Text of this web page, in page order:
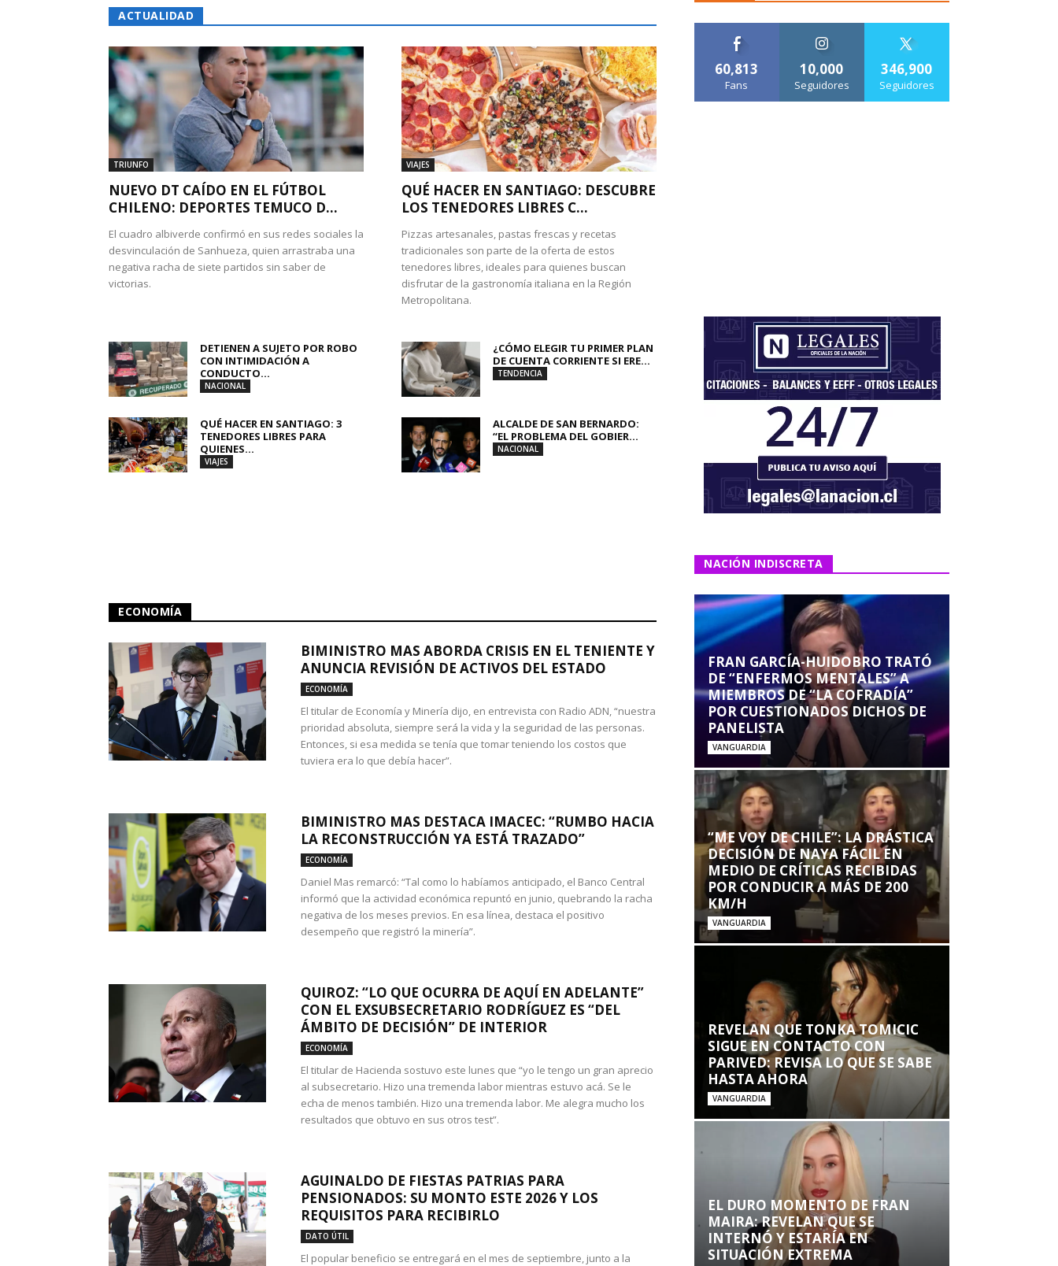
ACTUALIDAD
TRIUNFO
NUEVO DT CAÍDO EN EL FÚTBOL
CHILENO: DEPORTES TEMUCO D...
El cuadro albiverde confirmó en sus redes sociales la
desvinculación de Sanhueza, quien arrastraba una
negativa racha de siete partidos sin saber de
victorias.
VIAJES
QUÉ HACER EN SANTIAGO: DESCUBRE
LOS TENEDORES LIBRES C...
Pizzas artesanales, pastas frescas y recetas
tradicionales son parte de la oferta de estos
tenedores libres, ideales para quienes buscan
disfrutar de la gastronomía italiana en la Región
Metropolitana.
DETIENEN A SUJETO POR ROBO
CON INTIMIDACIÓN A
CONDUCTO...
NACIONAL
¿CÓMO ELEGIR TU PRIMER PLAN
DE CUENTA CORRIENTE SI ERE...
TENDENCIA
QUÉ HACER EN SANTIAGO: 3
TENEDORES LIBRES PARA
QUIENES...
VIAJES
ALCALDE DE SAN BERNARDO:
“EL PROBLEMA DEL GOBIER...
NACIONAL
ECONOMÍA
BIMINISTRO MAS ABORDA CRISIS EN EL TENIENTE Y
ANUNCIA REVISIÓN DE ACTIVOS DEL ESTADO
ECONOMÍA
El titular de Economía y Minería dijo, en entrevista con Radio ADN, “nuestra
prioridad absoluta, siempre será la vida y la seguridad de las personas.
Entonces, si esa medida se tenía que tomar teniendo los costos que
tuviera era lo que debía hacer”.
BIMINISTRO MAS DESTACA IMACEC: “RUMBO HACIA
LA RECONSTRUCCIÓN YA ESTÁ TRAZADO”
ECONOMÍA
Daniel Mas remarcó: “Tal como lo habíamos anticipado, el Banco Central
informó que la actividad económica repuntó en junio, quebrando la racha
negativa de los meses previos. En esa línea, destaca el positivo
desempeño que registró la minería”.
QUIROZ: “LO QUE OCURRA DE AQUÍ EN ADELANTE”
CON EL EXSUBSECRETARIO RODRÍGUEZ ES “DEL
ÁMBITO DE DECISIÓN” DE INTERIOR
ECONOMÍA
El titular de Hacienda sostuvo este lunes que “yo le tengo un gran aprecio
al subsecretario. Hizo una tremenda labor mientras estuvo acá. Se le
echa de menos también. Hizo una tremenda labor. Me alegra mucho los
resultados que obtuvo en sus otros test”.
AGUINALDO DE FIESTAS PATRIAS PARA
PENSIONADOS: SU MONTO ESTE 2026 Y LOS
REQUISITOS PARA RECIBIRLO
DATO ÚTIL
El popular beneficio se entregará en el mes de septiembre, junto a la
60,813
Fans
10,000
Seguidores
346,900
Seguidores
NACIÓN INDISCRETA
FRAN GARCÍA-HUIDOBRO TRATÓ
DE “ENFERMOS MENTALES” A
MIEMBROS DE “LA COFRADÍA”
POR CUESTIONADOS DICHOS DE
PANELISTA
VANGUARDIA
“ME VOY DE CHILE”: LA DRÁSTICA
DECISIÓN DE NAYA FÁCIL EN
MEDIO DE CRÍTICAS RECIBIDAS
POR CONDUCIR A MÁS DE 200
KM/H
VANGUARDIA
REVELAN QUE TONKA TOMICIC
SIGUE EN CONTACTO CON
PARIVED: REVISA LO QUE SE SABE
HASTA AHORA
VANGUARDIA
EL DURO MOMENTO DE FRAN
MAIRA: REVELAN QUE SE
INTERNÓ Y ESTARÍA EN
SITUACIÓN EXTREMA